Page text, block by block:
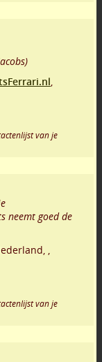
van je
neemt goed de
van je